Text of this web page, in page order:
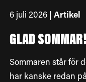
6 juli 2026 | Artikel
GLAD
Sommaren står för
har kanske redan